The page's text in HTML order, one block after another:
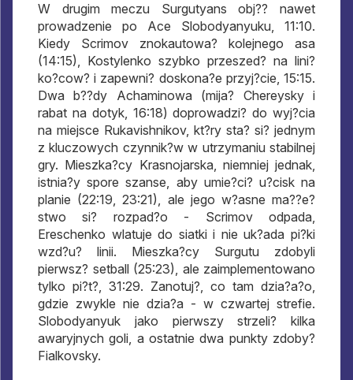
W drugim meczu Surgutyans obj?? nawet
prowadzenie po Ace Slobodyanyuku, 11:10.
Kiedy Scrimov znokautowa? kolejnego asa
(14:15), Kostylenko szybko przeszed? na lini?
ko?cow? i zapewni? doskona?e przyj?cie, 15:15.
Dwa b??dy Achaminowa (mija? Chereysky i
rabat na dotyk, 16:18) doprowadzi? do wyj?cia
na miejsce Rukavishnikov, kt?ry sta? si? jednym
z kluczowych czynnik?w w utrzymaniu stabilnej
gry. Mieszka?cy Krasnojarska, niemniej jednak,
istnia?y spore szanse, aby umie?ci? u?cisk na
planie (22:19, 23:21), ale jego w?asne ma??e?
stwo si? rozpad?o - Scrimov odpada,
Ereschenko wlatuje do siatki i nie uk?ada pi?ki
wzd?u? linii. Mieszka?cy Surgutu zdobyli
pierwsz? setball (25:23), ale zaimplementowano
tylko pi?t?, 31:29. Zanotuj?, co tam dzia?a?o,
gdzie zwykle nie dzia?a - w czwartej strefie.
Slobodyanyuk jako pierwszy strzeli? kilka
awaryjnych goli, a ostatnie dwa punkty zdoby?
Fialkovsky.